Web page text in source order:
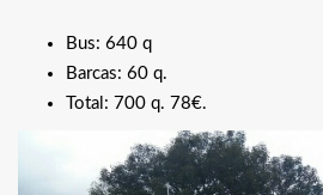
Bus: 640 q
Barcas: 60 q.
Total: 700 q. 78€.